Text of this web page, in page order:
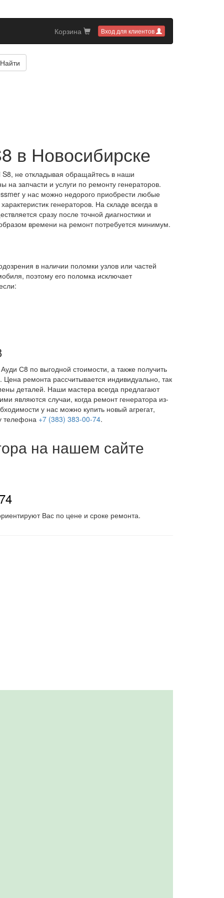
Вход для клиентов
Корзина
Найти
в Новосибирске
S8, не откладывая обращайтесь в наши
запчасти и услуги по ремонту генераторов.
у нас можно недорого приобрести любые
генераторов. На складе всегда в
сразу после точной диагностики и
времени на ремонт потребуется минимум.
в наличии поломки узлов или частей
поэтому его поломка исключает
С8 по выгодной стоимости, а также получить
ремонта рассчитывается индивидуально, так
деталей. Наши мастера всегда предлагают
являются случаи, когда ремонт генератора из-
у нас можно купить новый агрегат,
телефона +7 (383) 383-00-74.
на нашем сайте
Вас по цене и сроке ремонта.